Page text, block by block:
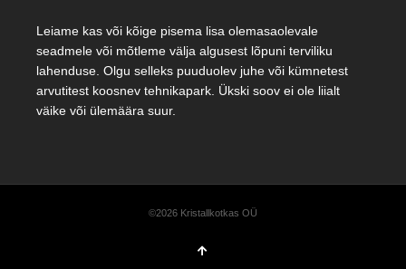
Leiame kas või kõige pisema lisa olemasaolevale
seadmele või mõtleme välja algusest lõpuni terviliku
lahenduse. Olgu selleks puuduolev juhe või kümnetest
arvutitest koosnev tehnikapark. Ükski soov ei ole liialt
väike või ülemäära suur.
©2026 Kristallkotkas OÜ